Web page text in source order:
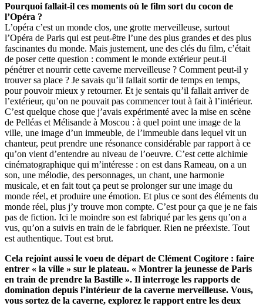
Pourquoi fallait-il ces moments où le film sort du cocon de
l’Opéra ?
L’opéra c’est un monde clos, une grotte merveilleuse, surtout
l’Opéra de Paris qui est peut-être l’une des plus grandes et des plus
fascinantes du monde. Mais justement, une des clés du film, c’était
de poser cette question : comment le monde extérieur peut-il
pénétrer et nourrir cette caverne merveilleuse ? Comment peut-il y
trouver sa place ? Je savais qu’il fallait sortir de temps en temps,
pour pouvoir mieux y retourner. Et je sentais qu’il fallait arriver de
l’extérieur, qu’on ne pouvait pas commencer tout à fait à l’intérieur.
C’est quelque chose que j’avais expérimenté avec la mise en scène
de Pelléas et Mélisande à Moscou : à quel point une image de la
ville, une image d’un immeuble, de l’immeuble dans lequel vit un
chanteur, peut prendre une résonance considérable par rapport à ce
qu’on vient d’entendre au niveau de l’oeuvre. C’est cette alchimie
cinématographique qui m’intéresse : on est dans Rameau, on a un
son, une mélodie, des personnages, un chant, une harmonie
musicale, et en fait tout ça peut se prolonger sur une image du
monde réel, et produire une émotion. Et plus ce sont des éléments du
monde réel, plus j’y trouve mon compte. C’est pour ça que je ne fais
pas de fiction. Ici le moindre son est fabriqué par les gens qu’on a
vus, qu’on a suivis en train de le fabriquer. Rien ne préexiste. Tout
est authentique. Tout est brut.
Cela rejoint aussi le voeu de départ de Clément Cogitore : faire
entrer « la ville » sur le plateau. « Montrer la jeunesse de Paris
en train de prendre la Bastille ». Il interroge les rapports de
domination depuis l’intérieur de la caverne merveilleuse. Vous,
vous sortez de la caverne, explorez le rapport entre les deux